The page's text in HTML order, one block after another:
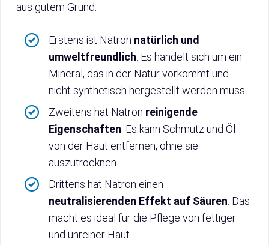
aus gutem Grund.
Erstens ist Natron natürlich und
umweltfreundlich . Es handelt sich um ein
Mineral, das in der Natur vorkommt und
nicht synthetisch hergestellt werden muss.
Zweitens hat Natron reinigende
Eigenschaften . Es kann Schmutz und Öl
von der Haut entfernen, ohne sie
auszutrocknen.
Drittens hat Natron einen
neutralisierenden Effekt auf Säuren . Das
macht es ideal für die Pflege von fettiger
und unreiner Haut.